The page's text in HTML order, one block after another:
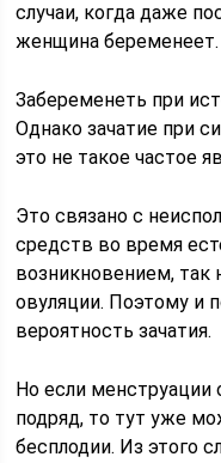
случаи, когда даже
женщина беременеет.
Забеременеть при
Однако зачатие при
это не такое частое
Это связано с
средств во время
возникновением, так
овуляции. Поэтому и
вероятность зачатия.
Но если менструации
подряд, то тут уже
бесплодии. Из этого